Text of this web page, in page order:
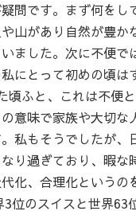
問です。まず何をし
山があり自然が豊か
ました。次に不便で
にとって初めの頃は
頃ふと、これは不便
意味で家族や大切な
私もそうでしたが、
り過ぎており、暇な
化、合理化というの
位のスイスと世界63